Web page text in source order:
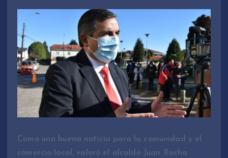
Como una buena noticia para la comunidad y el
comercio local, valoró el alcalde Juan Rocha